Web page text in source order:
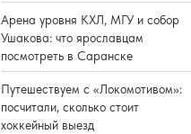
Арена уровня КХЛ, МГУ и собор
Ушакова: что ярославцам
посмотреть в Саранске
Путешествуем с «Локомотивом»:
посчитали, сколько стоит
хоккейный выезд